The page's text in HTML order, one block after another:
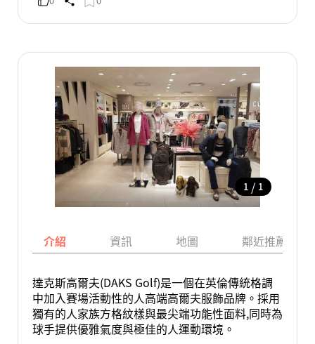
1 / 1
介紹 資訊 地圖 鄰近推薦景點
達克斯高爾夫(DAKS Golf)是一個在英倫傳統格調
中加入賽場活動性的人高端高爾夫服飾品牌。採用
獨有的人家族方格紋樣與最尖端功能性面料,同時為
球手提供優雅氣度與極佳的人運動環境。